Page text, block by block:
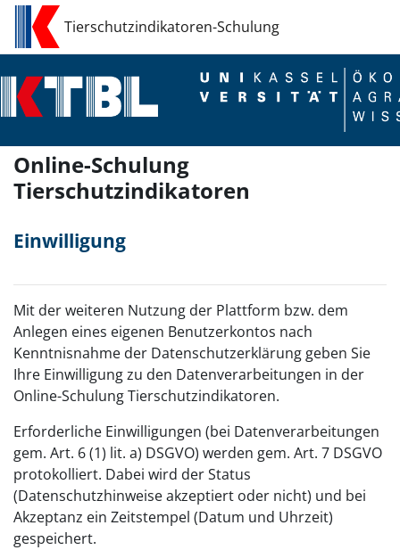
Zum Hauptinhalt
Tierschutzindikatoren-Schulung
Online-Schulung
Tierschutzindikatoren
Einwilligung
Mit der weiteren Nutzung der Plattform bzw. dem
Anlegen eines eigenen Benutzerkontos nach
Kenntnisnahme der Datenschutzerklärung geben Sie
Ihre Einwilligung zu den Datenverarbeitungen in der
Online-Schulung Tierschutzindikatoren.
Erforderliche Einwilligungen (bei Datenverarbeitungen
gem. Art. 6 (1) lit. a) DSGVO) werden gem. Art. 7 DSGVO
protokolliert. Dabei wird der Status
(Datenschutzhinweise akzeptiert oder nicht) und bei
Akzeptanz ein Zeitstempel (Datum und Uhrzeit)
gespeichert.